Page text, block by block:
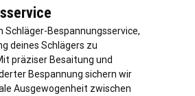
Schläger-Bespannungsservice,
deines Schlägers zu
präziser Besaitung und
Bespannung sichern wir
Ausgewogenheit zwischen